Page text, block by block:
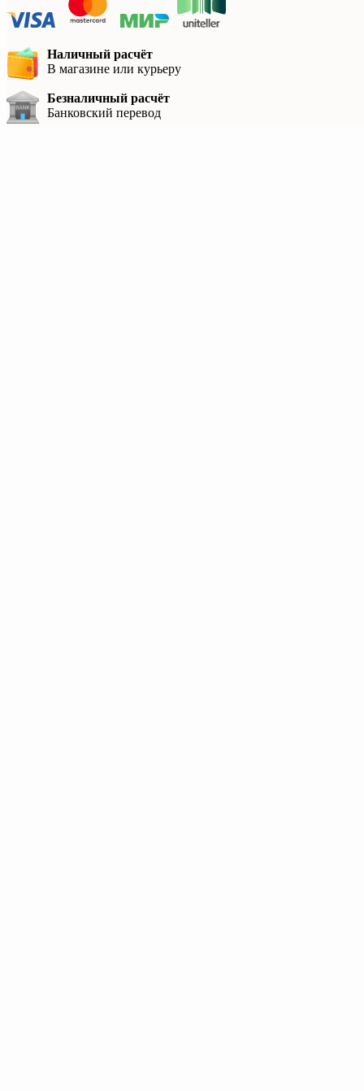
Наличный расчёт
В магазине или курьеру
Безналичный расчёт
Банковский перевод